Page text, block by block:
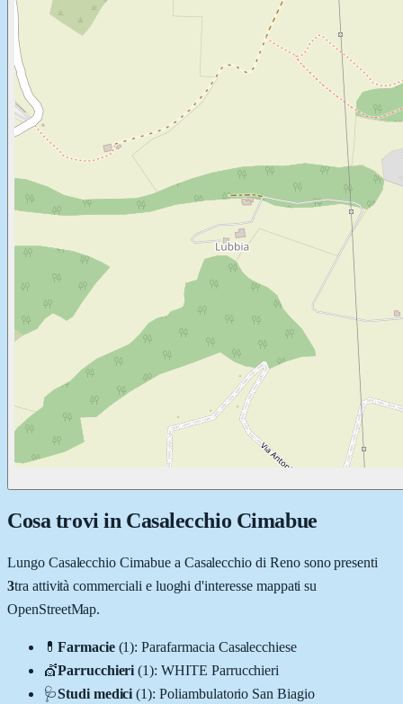
Cosa trovi in Casalecchio Cimabue
Lungo Casalecchio Cimabuea Casalecchio di Renosono presenti
3tra attività commerciali e luoghi d'interesse mappati su
OpenStreetMap.
💊 Farmacie (1):Parafarmacia Casalecchiese
💇Parrucchieri (1):WHITE Parrucchieri
🩺Studi medici (1):Poliambulatorio San Biagio